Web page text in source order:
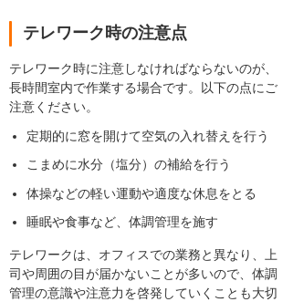
テレワーク時の注意点
テレワーク時に注意しなければならないのが、
長時間室内で作業する場合です。以下の点にご
注意ください。
定期的に窓を開けて空気の入れ替えを行う
こまめに水分（塩分）の補給を行う
体操などの軽い運動や適度な休息をとる
睡眠や食事など、体調管理を施す
テレワークは、オフィスでの業務と異なり、上
司や周囲の目が届かないことが多いので、体調
管理の意識や注意力を啓発していくことも大切